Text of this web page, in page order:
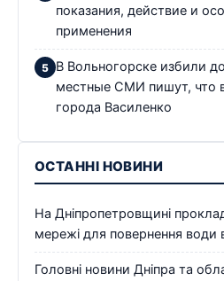
показания, действие и
применения
В Вольногорске избили
местные СМИ пишут, что
города Василенко
ОСТАННІ НОВИНИ
На Дніпропетровщині
мережі для повернення води
Головні новини Дніпра та